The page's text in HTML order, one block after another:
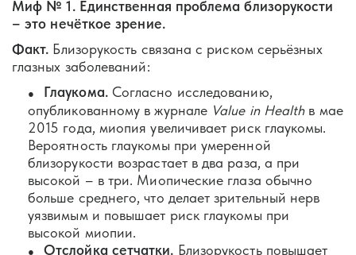
Миф № 1. Единственная проблема близорукости
– это нечёткое зрение.
Факт. Близорукость связана с риском серьёзных
глазных заболеваний:
Глаукома.Согласно исследованию,
опубликованному в журнале Value in Healthв мае
2015 года, миопия увеличивает риск глаукомы.
Вероятность глаукомы при умеренной
близорукости возрастает в два раза, а при
высокой – в три. Миопические глаза обычно
больше среднего, что делает зрительный нерв
уязвимым и повышает риск глаукомы при
высокой миопии.
Отслойка сетчатки. Близорукость повышает